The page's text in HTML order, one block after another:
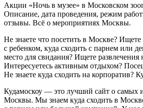
Акции «Ночь в музее» в Московском
Описание, дата проведения, режим
отзывы. Всё о мероприятиях Москвы.
Не знаете что посетить в Москве? Ищете
с ребенком, куда сходить с парнем или
место для свидания? Ищете
Интересуетесь активным отдыхом?
Не знаете куда сходить на корпоратив?
Кудамоскоу — это лучший сайт о самых
Москвы. Мы знаем куда сходить в